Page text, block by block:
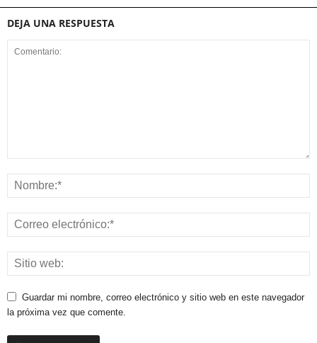
DEJA UNA RESPUESTA
Guardar mi nombre, correo electrónico y sitio web en este navegador
la próxima vez que comente.